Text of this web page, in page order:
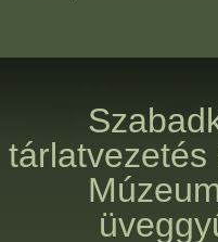
tárlatvezetés